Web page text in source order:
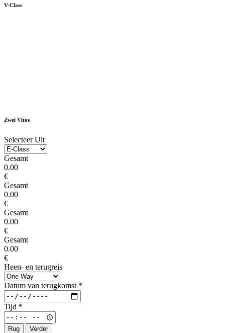
V-Class
Zwei Vitos
Selecteer Uit
Gesamt
0.00
€
Gesamt
0.00
€
Gesamt
0.00
€
Gesamt
0.00
€
Heen- en terugreis
Datum van terugkomst *
Tijd *
Rug Verder